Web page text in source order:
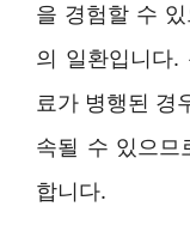
을 경험할 수
의 일환입니다.
료가 병행된 경
속될 수 있으므
합니다.